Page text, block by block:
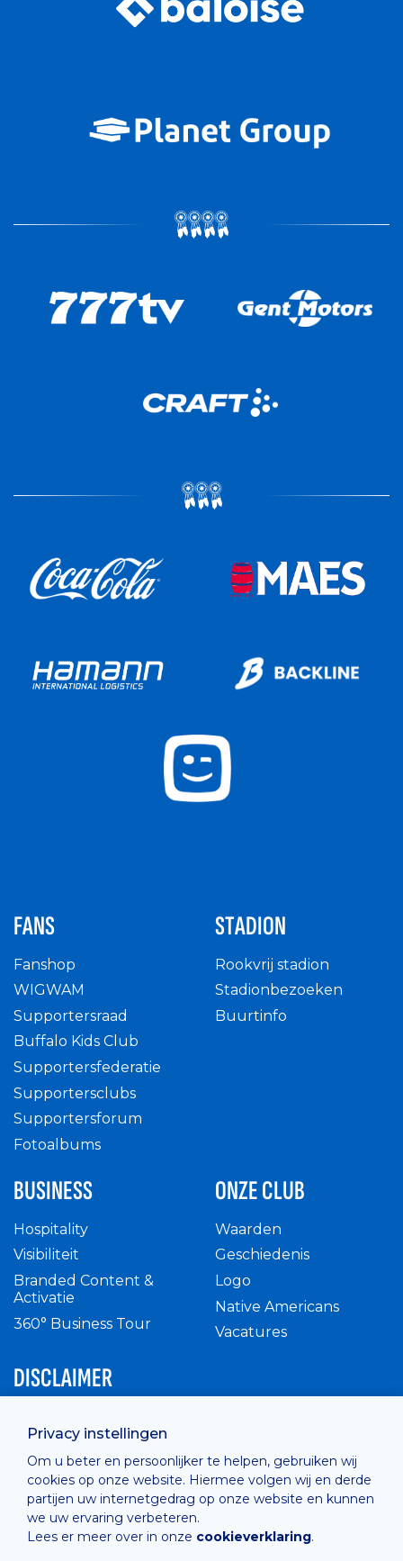
Privacy instellingen
Om u beter en persoonlijker te helpen, gebruiken wij
cookies op onze website. Hiermee volgen wij en derde
partijen uw internetgedrag op onze website en kunnen
we uw ervaring verbeteren.
Lees er meer over in onze cookieverklaring.
FANS
Fanshop
WIGWAM
Supportersraad
Buffalo Kids Club
Supportersfederatie
Supportersclubs
Supportersforum
Fotoalbums
STADION
Rookvrij stadion
Stadionbezoeken
Buurtinfo
BUSINESS
Hospitality
Visibiliteit
Branded Content &
Activatie
360° Business Tour
ONZE CLUB
Waarden
Geschiedenis
Logo
Native Americans
Vacatures
DISCLAIMER
Privacy Policy
Cashless
verkoopsvoorwaarden
Cookie Policy